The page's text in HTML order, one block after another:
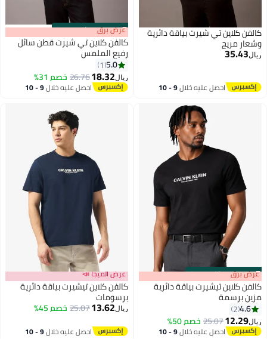
كالفن كلاين تي شيرت بياقة دائرية
وشعار مريح
ريال35.43
احصل عليه خلال 9 - 10
00m:00s
·باقي 100% عرض برق
كالفن كلاين تي شيرت قطن سائل
رفيع الملمس
5.0
1
ريال18.32
26.76خصم 31%
احصل عليه خلال 9 - 10
00m:00s
·باقي 100% عرض برق
كالفن كلاين تيشيرت بياقة دائرية
مزين برسمة
4.6
2
ريال12.29
25.07خصم 50%
احصل عليه خلال 9 - 10
عرض الميجا 📣
كالفن كلاين تيشيرت بياقة دائرية
برسومات
ريال13.62
25.07خصم 45%
احصل عليه خلال 9 - 10